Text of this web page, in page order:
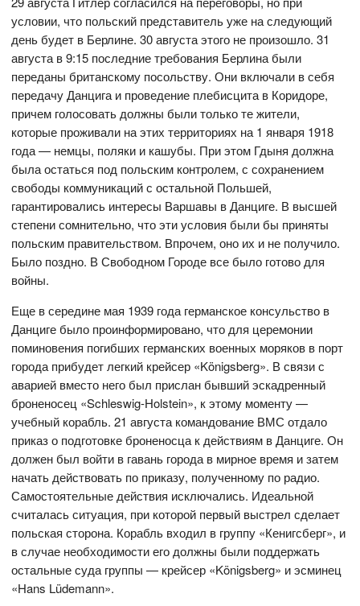
условии, что польский представитель уже на следующий
день будет в Берлине. 30 августа этого не произошло. 31
августа в 9:15 последние требования Берлина были
переданы британскому посольству. Они включали в себя
передачу Данцига и проведение плебисцита в Коридоре,
причем голосовать должны были только те жители,
которые проживали на этих территориях на 1 января 1918
года — немцы, поляки и кашубы. При этом Гдыня должна
была остаться под польским контролем, с сохранением
свободы коммуникаций с остальной Польшей,
гарантировались интересы Варшавы в Данциге. В высшей
степени сомнительно, что эти условия были бы приняты
польским правительством. Впрочем, оно их и не получило.
Было поздно. В Свободном Городе все было готово для
войны.
Еще в середине мая 1939 года германское консульство в
Данциге было проинформировано, что для церемонии
поминовения погибших германских военных моряков в порт
города прибудет легкий крейсер «Königsberg». В связи с
аварией вместо него был прислан бывший эскадренный
броненосец «Schleswig-Holstein», к этому моменту —
учебный корабль. 21 августа командование ВМС отдало
приказ о подготовке броненосца к действиям в Данциге. Он
должен был войти в гавань города в мирное время и затем
начать действовать по приказу, полученному по радио.
Самостоятельные действия исключались. Идеальной
считалась ситуация, при которой первый выстрел сделает
польская сторона. Корабль входил в группу «Кенигсберг», и
в случае необходимости его должны были поддержать
остальные суда группы — крейсер «Königsberg» и эсминец
«Hans Lüdemann».